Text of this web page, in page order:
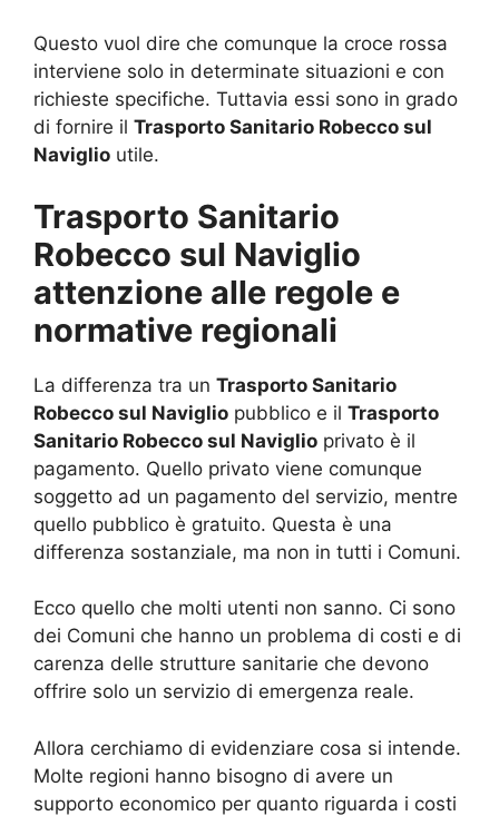
Questo vuol dire che comunque la croce rossa
interviene solo in determinate situazioni e con
richieste specifiche. Tuttavia essi sono in grado
di fornire il Trasporto Sanitario Robecco sul
Naviglio utile.
Trasporto Sanitario
Robecco sul Naviglio
attenzione alle regole e
normative regionali
La differenza tra un Trasporto Sanitario
Robecco sul Naviglio pubblico e il Trasporto
Sanitario Robecco sul Naviglio privato è il
pagamento. Quello privato viene comunque
soggetto ad un pagamento del servizio, mentre
quello pubblico è gratuito. Questa è una
differenza sostanziale, ma non in tutti i Comuni.
Ecco quello che molti utenti non sanno. Ci sono
dei Comuni che hanno un problema di costi e di
carenza delle strutture sanitarie che devono
offrire solo un servizio di emergenza reale.
Allora cerchiamo di evidenziare cosa si intende.
Molte regioni hanno bisogno di avere un
supporto economico per quanto riguarda i costi